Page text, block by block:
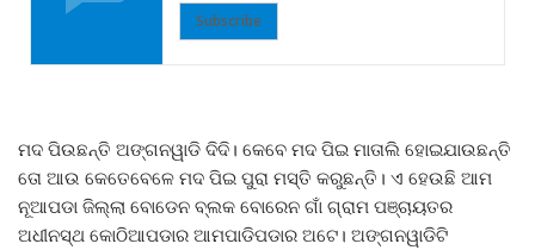
Subscribe
ମଦ ପିଉଛନ୍ତି ଅଙ୍ଗନୱାଡି ଦିଦି। କେବେ ମଦ ପିଇ ମାତାଲି ହୋଇଯାଉଛନ୍ତି
ତୋ ଆଉ କେତେବେଳେ ମଦ ପିଇ ପୁରା ମସ୍ତି କରୁଛନ୍ତି। ଏ ହେଉଛି ଆମ
ନୂଆପଡା ଜିଲ୍ଲା ବୋଡେନ ବ୍ଲକ ବୋରେନ ଗାଁ ଗ୍ରାମ ପଞ୍ଚାୟତର
ଅଧୀନସ୍ଥ କୋଠିଆପଡାର ଆମପାଡିପଡାର ଅଟେ। ଅଙ୍ଗନୱାଡିଟି